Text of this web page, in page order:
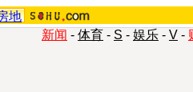
地
新闻 - 体育 - S - 娱乐 - V -